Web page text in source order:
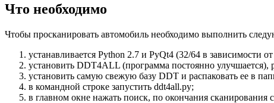
Что необходимо
Чтобы просканировать автомобиль необходимо выполнить
устанавливается Python 2.7 и PyQt4 (32/64 в зависимости
установить DDT4ALL (программа постоянно улучшается),
установить самую свежую базу DDT и распаковать ее в
в командной строке запустить ddt4all.py;
в главном окне нажать поиск, по окончания сканирования